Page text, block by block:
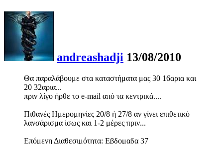
andreashadji 13/08/2010
Θα παραλάβουμε στα καταστήματα μας 30 16αρια και
20 32αρια...
πριν λίγο ήρθε το e-mail από τα κεντρικά....
Πιθανές Ημερομηνίες 20/8 ή 27/8 αν γίνει επιθετικό
λανσάρισμα ίσως και 1-2 μέρες πριν...
Επόμενη Διαθεσιμότητα: Εβδομαδα 37